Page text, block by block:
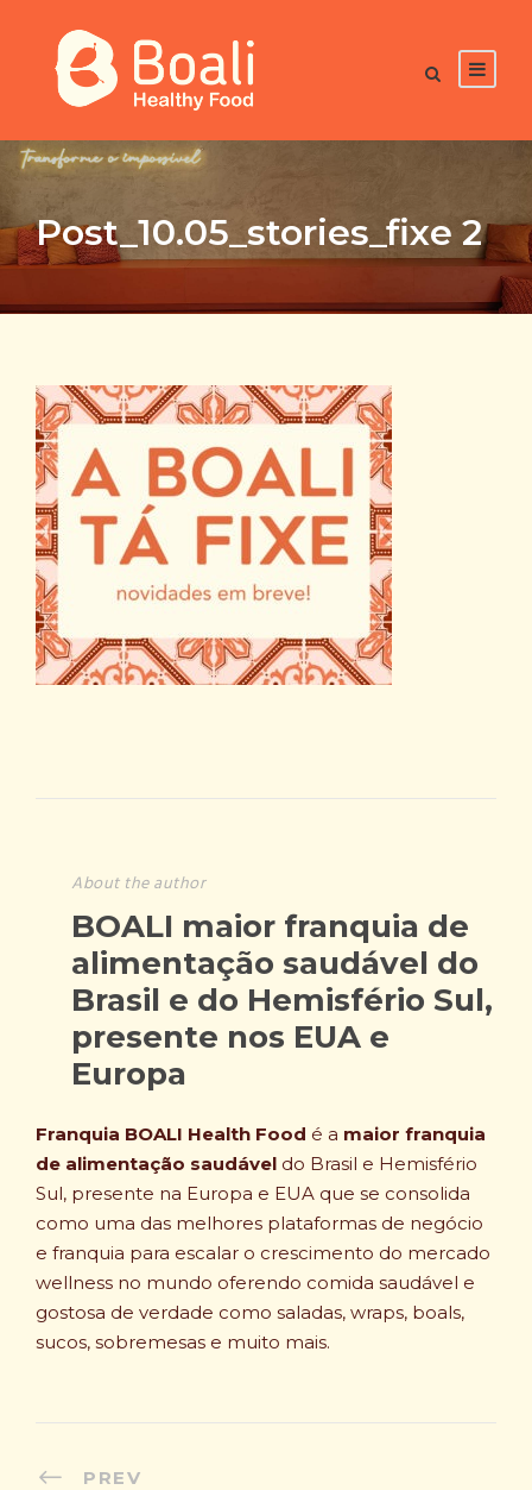
Post_10.05_stories_fixe 2
About the author
BOALI maior franquia de
alimentação saudável do
Brasil e do Hemisfério Sul,
presente nos EUA e
Europa
Franquia BOALI Health Food é a maior franquia
de alimentação saudável do Brasil e Hemisfério
Sul, presente na Europa e EUA que se consolida
como uma das melhores plataformas de negócio
e franquia para escalar o crescimento do mercado
wellness no mundo oferendo comida saudável e
gostosa de verdade como saladas, wraps, boals,
sucos, sobremesas e muito mais.
PREV